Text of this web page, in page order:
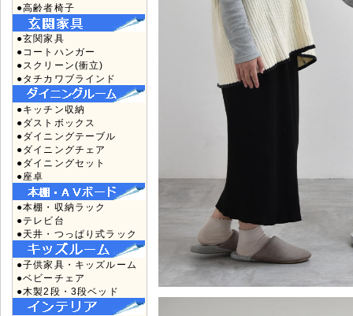
●高齢者椅子
●玄関家具
●コートハンガー
●スクリーン(衝立)
●タチカワブラインド
●キッチン収納
●ダストボックス
●ダイニングテーブル
●ダイニングチェア
●ダイニングセット
●座卓
●本棚・収納ラック
●テレビ台
●天井・つっぱり式ラック
●子供家具・キッズルーム
●ベビーチェア
●木製2段・3段ベッド